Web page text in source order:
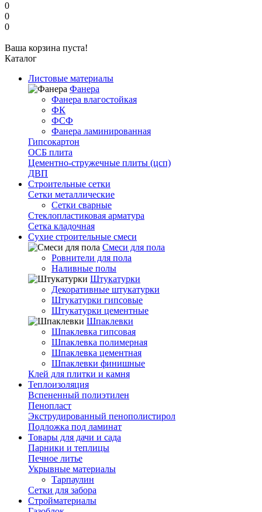
0
0
0
Ваша корзина пуста!
Каталог
Листовые материалы
Фанера
Фанера влагостойкая
ФК
ФСФ
Фанера ламинированная
Гипсокартон
ОСБ плита
Цементно-стружечные плиты (цсп)
ДВП
Строительные сетки
Сетки металлические
Сетки сварные
Стеклопластиковая арматура
Сетка кладочная
Сухие строительные смеси
Смеси для пола
Ровнители для пола
Наливные полы
Штукатурки
Декоративные штукатурки
Штукатурки гипсовые
Штукатурки цементные
Шпаклевки
Шпаклевка гипсовая
Шпаклевка полимерная
Шпаклевка цементная
Шпаклевки финишные
Клей для плитки и камня
Теплоизоляция
Вспененный полиэтилен
Пенопласт
Экструдированный пенополистирол
Подложка под ламинат
Товары для дачи и сада
Парники и теплицы
Печное литье
Укрывные материалы
Тарпаулин
Сетки для забора
Стройматериалы